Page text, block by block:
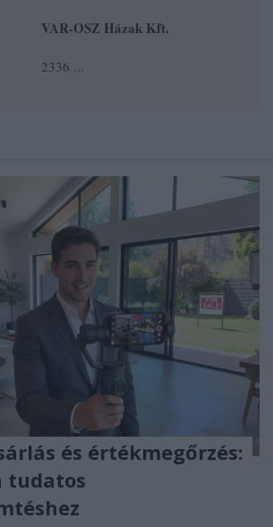
VAR-OSZ Házak Kft.
2336 ...
és értékmegőrzés:
tudatos